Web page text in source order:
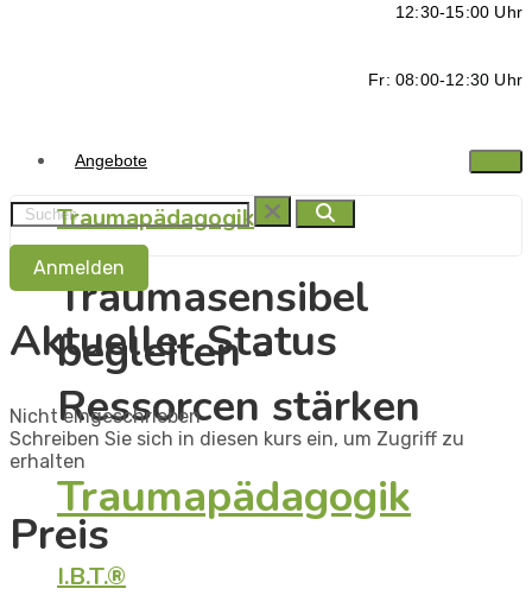
12:30-15:00 Uhr
Fr: 08:00-12:30 Uhr
Angebote
Traumapädagogik
Traumasensibel
begleiten -
Ressorcen stärken
Traumapädagogik
I.B.T.®
Anmelden
Aktueller Status
Nicht eingeschrieben
Schreiben Sie sich in diesen kurs ein, um Zugriff zu
erhalten
Preis